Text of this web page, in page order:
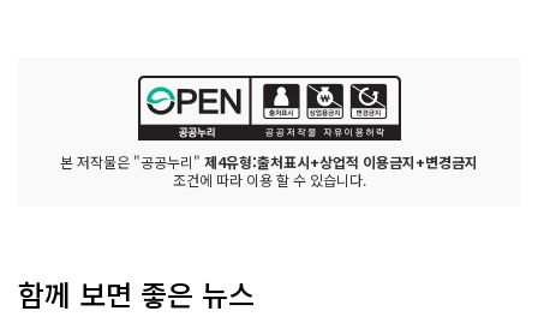
본 저작물은 "공공누리" 제4유형:출처표시+상업적 이용금지+변경금지
조건에 따라 이용 할 수 있습니다.
함께 보면 좋은 뉴스